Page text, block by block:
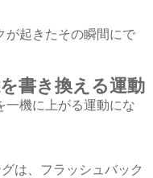
が起きたその瞬間にで
書き換える運動
一機に上がる運動にな
は、フラッシュバック